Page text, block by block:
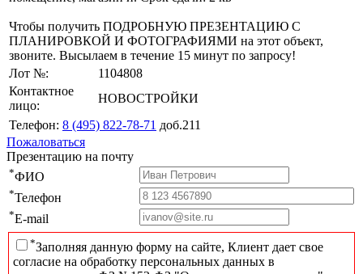
Чтобы получить ПОДРОБНУЮ ПРЕЗЕНТАЦИЮ С
ПЛАНИРОВКОЙ И ФОТОГРАФИЯМИ на этот объект,
звоните. Высылаем в течение 15 минут по запросу!
Лот №:
1104808
Контактное
лицо:
НОВОСТРОЙКИ
Телефон: 8 (495) 822-78-71 доб.211
Пожаловаться
Презентацию на почту
*ФИО
*Телефон
*E-mail
*Заполняя данную форму на сайте, Клиент дает свое
согласие на обработку персональных данных в